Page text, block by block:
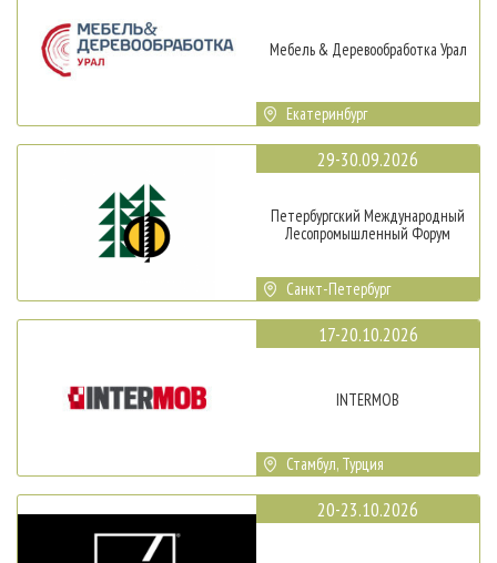
Мебель & Деревообработка Урал
Екатеринбург
29-30.09.2026
Петербургский Международный
Лесопромышленный Форум
Санкт-Петербург
17-20.10.2026
INTERMOB
Стамбул, Турция
20-23.10.2026